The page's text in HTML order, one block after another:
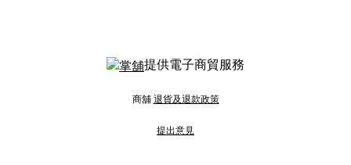
提供電子商貿服務
商舖 退貨及退款政策
提出意見